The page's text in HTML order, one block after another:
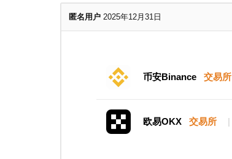
匿名用户 2025年12月31日
币安Binance 交易所
欧易OKX 交易所 |